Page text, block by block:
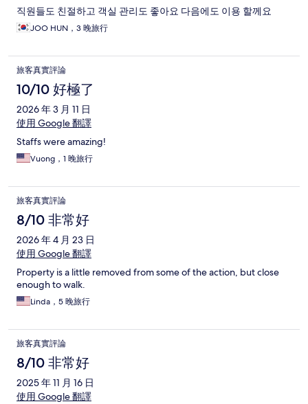
직원들도 친절하고 객실 관리도 좋아요 다음에도 이용 할께요
JOO HUN，3 晚旅行
旅客真實評論
10/10 好極了
2026 年 3 月 11 日
使用 Google 翻譯
Staffs were amazing!
Vuong，1 晚旅行
旅客真實評論
8/10 非常好
2026 年 4 月 23 日
使用 Google 翻譯
Property is a little removed from some of the action, but close
enough to walk.
Linda，5 晚旅行
旅客真實評論
8/10 非常好
2025 年 11 月 16 日
使用 Google 翻譯